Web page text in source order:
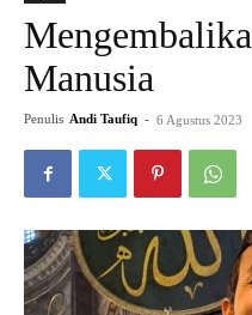
Manusia
Penulis Andi Taufiq - 6 Agustus 2023